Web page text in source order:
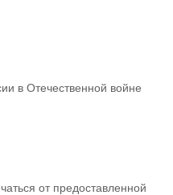
в Отечественной войне
от предоставленной